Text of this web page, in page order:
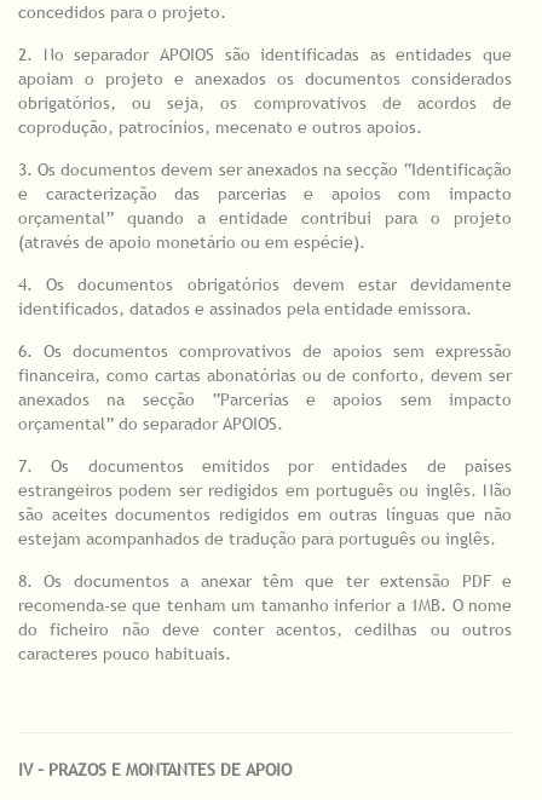
concedidos para o projeto.
2. No separador APOIOS são identificadas as entidades que
apoiam o projeto e anexados os documentos considerados
obrigatórios, ou seja, os comprovativos de acordos de
coprodução, patrocínios, mecenato e outros apoios.
3. Os documentos devem ser anexados na secção “Identificação
e caracterização das parcerias e apoios com impacto
orçamental” quando a entidade contribui para o projeto
(através de apoio monetário ou em espécie).
4. Os documentos obrigatórios devem estar devidamente
identificados, datados e assinados pela entidade emissora.
6. Os documentos comprovativos de apoios sem expressão
financeira, como cartas abonatórias ou de conforto, devem ser
anexados na secção “Parcerias e apoios sem impacto
orçamental” do separador APOIOS.
7. Os documentos emitidos por entidades de países
estrangeiros podem ser redigidos em português ou inglês. Não
são aceites documentos redigidos em outras línguas que não
estejam acompanhados de tradução para português ou inglês.
8. Os documentos a anexar têm que ter extensão PDF e
recomenda-se que tenham um tamanho inferior a 1MB. O nome
do ficheiro não deve conter acentos, cedilhas ou outros
caracteres pouco habituais.
IV – PRAZOS E MONTANTES DE APOIO